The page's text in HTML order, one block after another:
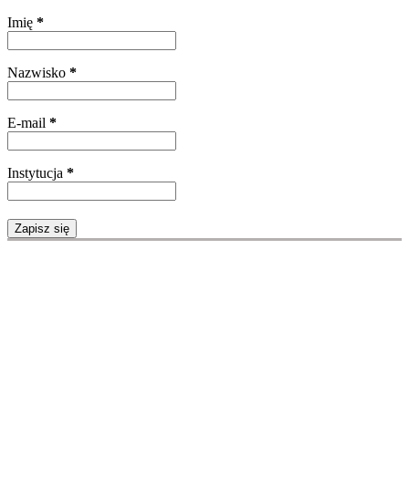
Imię *
Nazwisko *
E-mail *
Instytucja *